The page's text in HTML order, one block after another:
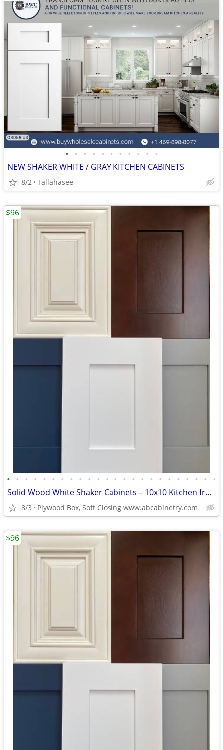
• • • • • • • • • • •
NEW SHAKER WHITE / GRAY KITCHEN CABINETS
8/2 Tallahasee
• • • • • • • • • • • • • • • • • • • • • • • •
Solid Wood White Shaker Cabinets – 10x10 Kitchen from $1,950+ (Free De
8/3 Plywood Box, Soft Closing www.abcabinetry.com
$96
$96